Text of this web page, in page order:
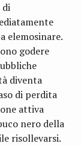
di
elemosinare.
godere
diventa
di perdita
attiva
nero della
risollevarsi.